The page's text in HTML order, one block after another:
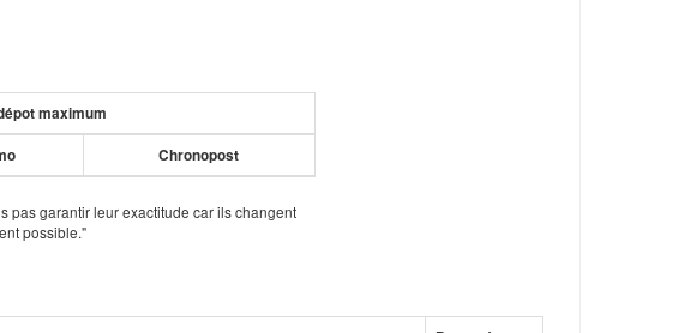
maximum
Chronopost
pas garantir leur exactitude car ils changent
possible."